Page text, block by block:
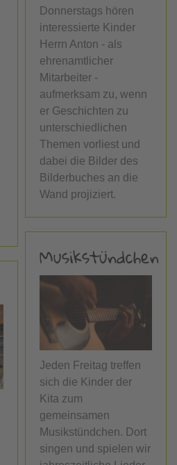
Donnerstags hören
interessierte Kinder
Herrn Anton - als
ehrenamtlicher
Mitarbeiter -
aufmerksam zu, wenn
er Geschichten zu
unterschiedlichen
Themen vorliest und
dabei die Bilder des
Bilderbuches an die
Wand projiziert.
Musikstündchen
Jeden Freitag treffen
sich die Kinder der
Kita zum
gemeinsamen
Musikstündchen. Dort
singen und spielen wir